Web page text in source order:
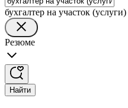
бухгалтер на участок (услуги)
Резюме
Найти